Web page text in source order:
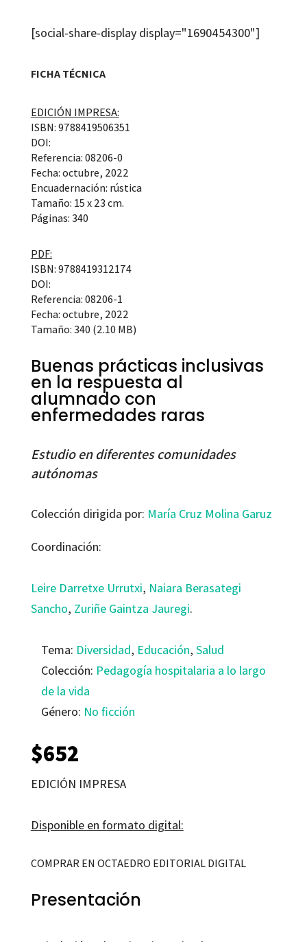
[social-share-display display="1690454300"]
FICHA TÉCNICA
EDICIÓN IMPRESA:
ISBN: 9788419506351
DOI:
Referencia: 08206-0
Fecha: octubre, 2022
Encuadernación: rústica
Tamaño: 15 x 23 cm.
Páginas: 340
PDF:
ISBN: 9788419312174
DOI:
Referencia: 08206-1
Fecha: octubre, 2022
Tamaño: 340 (2.10 MB)
Buenas prácticas inclusivas
en la respuesta al
alumnado con
enfermedades raras
Estudio en diferentes comunidades
autónomas
Colección dirigida por: María Cruz Molina Garuz
Coordinación:
Leire Darretxe Urrutxi, Naiara Berasategi
Sancho, Zuriñe Gaintza Jauregi.
Tema: Diversidad, Educación, Salud
Colección: Pedagogía hospitalaria a lo largo
de la vida
Género: No ficción
$652
EDICIÓN IMPRESA
Disponible en formato digital:
COMPRAR EN OCTAEDRO EDITORIAL DIGITAL
Presentación